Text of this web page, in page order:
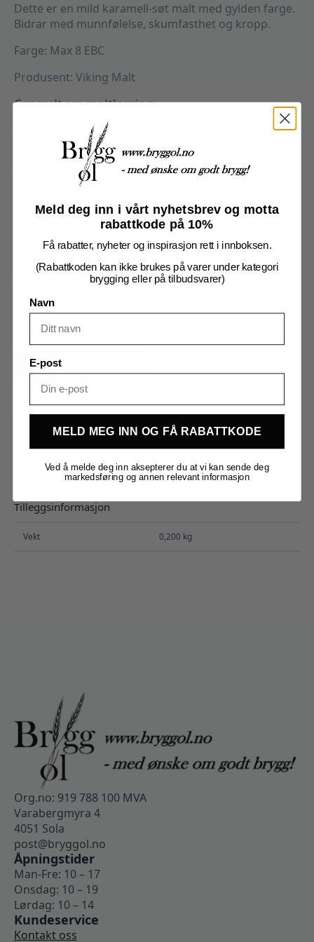
Dette er en mild karamell-søt malt med gylden farge.
Bidrar med munnfølelse, skumfasthet og kropp.
Farge: Max 8 EBC
Produsent: Viking Malt
Generelt om maltlagring:
Hele maltkorn kan fint lagres i ett år eller lengre, så
kjøp av store kvanta går helt fint. Det man må unngå
er overdreven varme og fuktighet. Varme kan
ødelegge kornene, og fuktighet kan skape mugg,
tiltrekke seg insekter eller surne. Hel malt må lagres
tørt, kjølig og holdes unna sollys. Det kan lagres i
kjøleskap om du har plass, men med hele korn så er
det ikke nødvendig.
Velg behandling
8)
Legg I Handlekurv
Kategorier:Malt,Råvarer,Spesialmalt
Tilleggsinformasjon Omtaler (0)
Tilleggsinformasjon
Vekt 0,200 kg
Org.no: 919 788 100 MVA
Varabergmyra 4
4051 Sola
post@bryggol.no
Åpningstider
Man-Fre: 10 – 17
Onsdag: 10 – 19
Lørdag: 10 – 14
Kundeservice
Kontakt oss
Meld deg inn i vårt nyhetsbrev og motta
rabattkode på 10%
Få rabatter, nyheter og inspirasjon rett i innboksen.
(Rabattkoden kan ikke brukes på varer under kategori
brygging eller på tilbudsvarer)
Navn
E-post
MELD MEG INN OG FÅ RABATTKODE
Ved å melde deg inn aksepterer du at vi kan sende deg
markedsføring og annen relevant informasjon